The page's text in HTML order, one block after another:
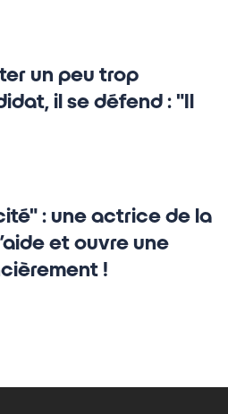
un peu trop
il se défend : "Il
: une actrice de la
et ouvre une
!